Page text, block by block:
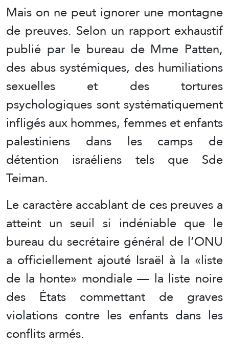
Mais on ne peut ignorer une montagne
de preuves. Selon un rapport exhaustif
publié par le bureau de Mme Patten,
des abus systémiques, des humiliations
sexuelles et des tortures
psychologiques sont systématiquement
infligés aux hommes, femmes et enfants
palestiniens dans les camps de
détention israéliens tels que Sde
Teiman.
Le caractère accablant de ces preuves a
atteint un seuil si indéniable que le
bureau du secrétaire général de l’ONU
a officiellement ajouté Israël à la «liste
de la honte» mondiale — la liste noire
des États commettant de graves
violations contre les enfants dans les
conflits armés.